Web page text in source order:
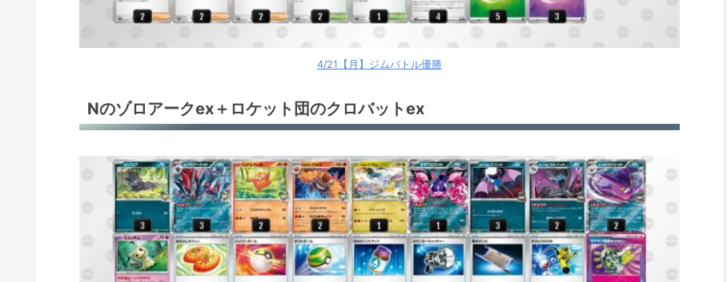
4/21【月】ジムバトル優勝
Nのゾロアークex＋ロケット団のクロバットex